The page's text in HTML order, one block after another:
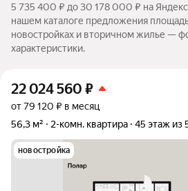
5 735 400 ₽ до 30 178 000 ₽ на
нашем каталоге предложения
новостройках и вторичном жилье —
характеристики.
22 024 560 ₽
от 79 120 ₽ в месяц
56,3 м²
2-комн. квартира 45 этаж из
новостройка